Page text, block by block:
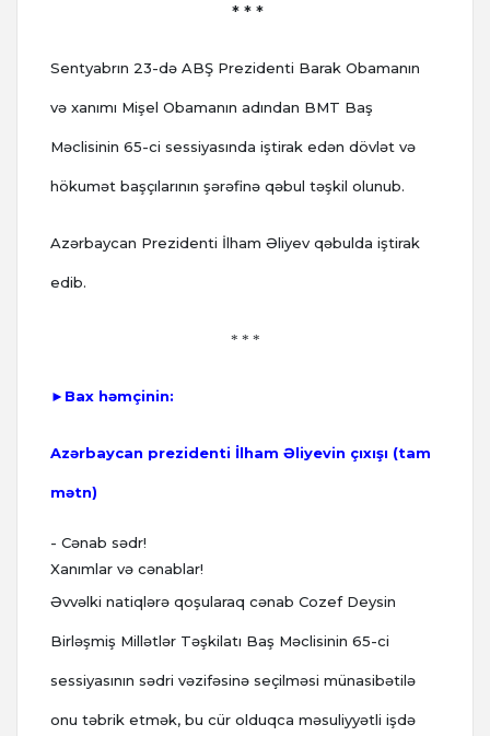
* * *
Sentyabrın 23-də ABŞ Prezidenti Barak Obamanın
və xanımı Mişel Obamanın adından BMT Baş
Məclisinin 65-ci sessiyasında iştirak edən dövlət və
hökumət başçılarının şərəfinə qəbul təşkil olunub.
Azərbaycan Prezidenti İlham Əliyev qəbulda iştirak
edib.
* * *
►Bax həmçinin:
Azərbaycan prezidenti İlham Əliyevin çıxışı (tam
mətn)
- Cənab sədr!
Xanımlar və cənablar!
Əvvəlki natiqlərə qoşularaq cənab Cozef Deysin
Birləşmiş Millətlər Təşkilatı Baş Məclisinin 65-ci
sessiyasının sədri vəzifəsinə seçilməsi münasibətilə
onu təbrik etmək, bu cür olduqca məsuliyyətli işdə